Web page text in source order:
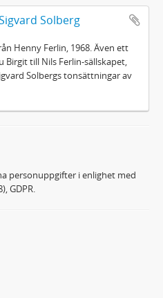
Solberg
Henny Ferlin, 1968. Även ett
Birgit till Nils Ferlin-sällskapet,
Solbergs tonsättningar av
personuppgifter i enlighet med
GDPR.